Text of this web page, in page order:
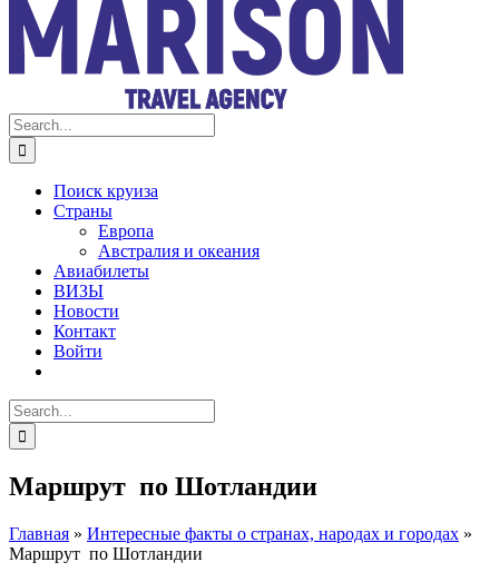
Search
for:
Поиск круиза
Страны
Европа
Австралия и океания
Авиабилеты
ВИЗЫ
Новости
Контакт
Войти
Search
for:
Маршрут по Шотландии
Главная » Интересные факты о странах, народах и городах »
Маршрут по Шотландии